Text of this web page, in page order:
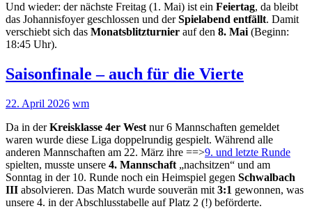
Und wieder: der nächste Freitag (1. Mai) ist ein Feiertag, da bleibt
das Johannisfoyer geschlossen und derSpielabend entfällt. Damit
verschiebt sich das Monatsblitzturnier auf den 8. Mai(Beginn:
18:45 Uhr).
Saisonfinale – auch für die Vierte
22. April 2026 wm
Da in derKreisklasse 4er West nur 6 Mannschaften gemeldet
waren wurde diese Liga doppelrundig gespielt. Während alle
anderen Mannschaften am 22. März ihre ==>9. und letzte Runde
spielten, musste unsere 4. Mannschaft „nachsitzen“ und am
Sonntag in der 10. Runde noch ein Heimspiel gegen Schwalbach
III absolvieren. Das Match wurde souverän mit 3:1 gewonnen, was
unsere 4. in der Abschlusstabelle auf Platz 2 (!) beförderte.